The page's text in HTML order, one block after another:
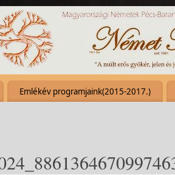
Emlékév programjaink(2015-2017.)